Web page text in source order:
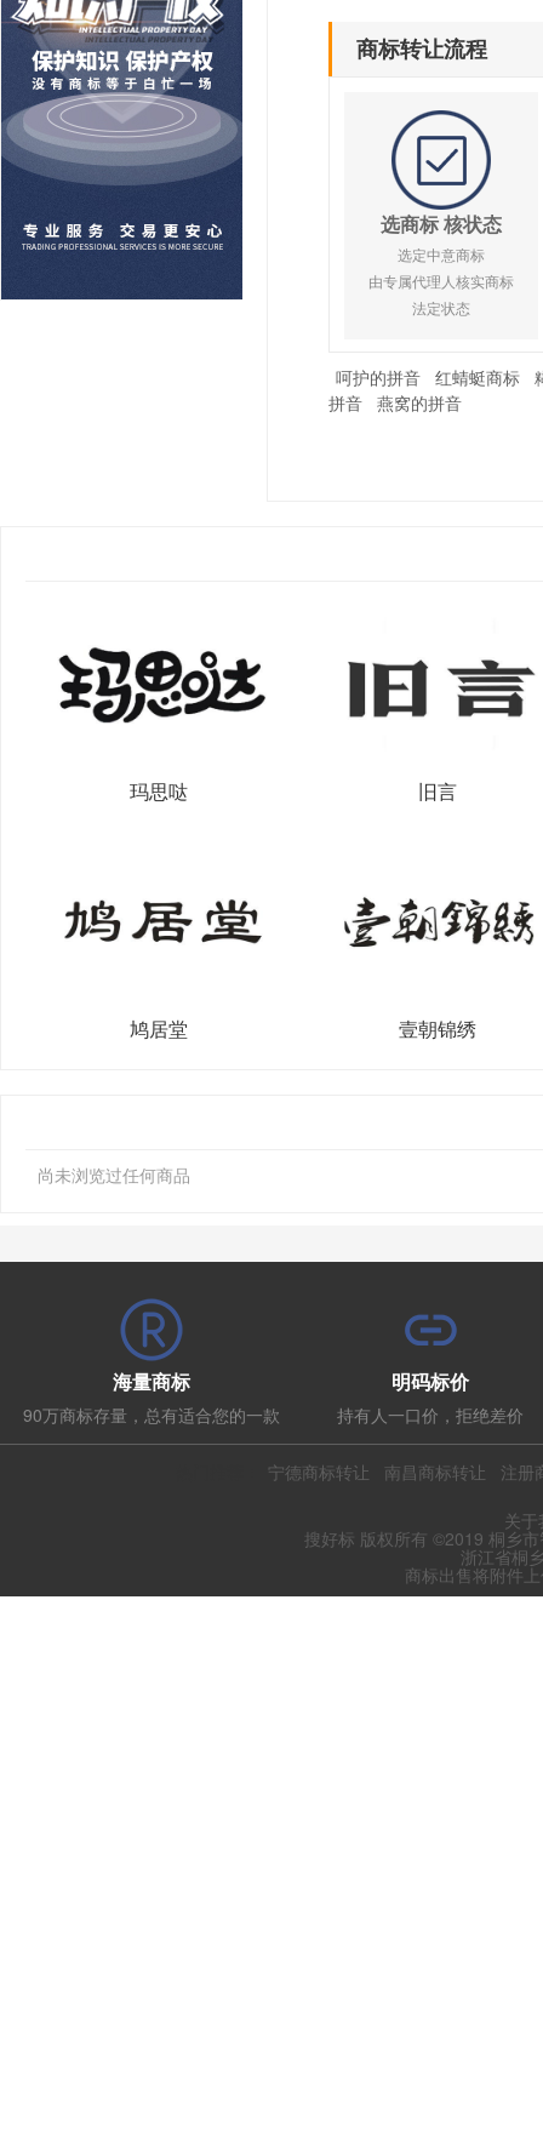
商标转让流程
选商标 核状态
选定中意商标
由专属代理人核实商标
法定状态
呵护的拼音 红蜻蜓商标
拼音 燕窝的拼音
玛思哒 旧言
鸠居堂 壹朝锦绣
尚未浏览过任何商品
海量商标
90万商标存量，总有适合您的一款
明码标价
持有人一口价，拒绝差价
宁德商标转让 南昌商标转让
注册
关
搜好标 版权所有 ©2019 桐乡
浙江省桐
商标出售将附件